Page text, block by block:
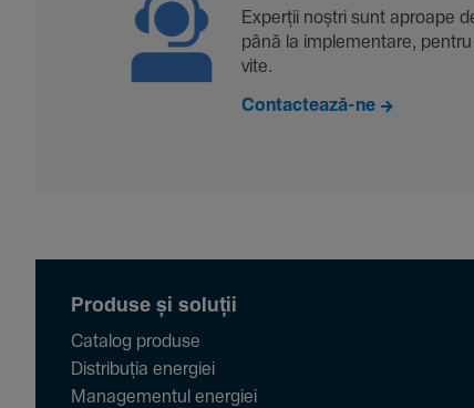
Experții noștri sunt aproape
până la imple­men­tare,
vite.
Contactează-ne
Produse și soluții
Catalog produse
Distribuția energiei
Managementul energiei